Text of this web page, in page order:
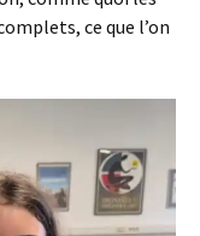
ce que l’on